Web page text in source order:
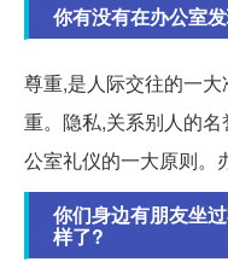
你有没有在办公室
尊重,是人际交往的一
重。隐私,关系别人的
公室礼仪的一大原则。
你们身边有朋友坐
样了?